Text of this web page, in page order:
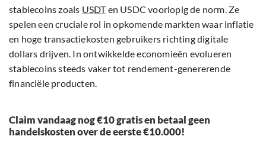
stablecoins zoals USDTen USDC voorlopig de norm. Ze
spelen een cruciale rol in opkomende markten waar inflatie
en hoge transactiekosten gebruikers richting digitale
dollars drijven. In ontwikkelde economieën evolueren
stablecoins steeds vaker tot rendement-genererende
financiële producten.
Claim vandaag nog €10 gratis en betaal geen
handelskosten over de eerste €10.000!